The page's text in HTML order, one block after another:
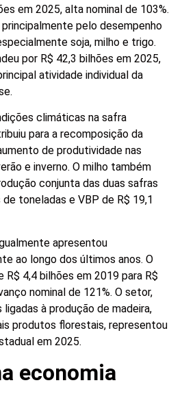
em 2025, alta nominal de 103%.
pelo desempenho
soja, milho e trigo.
por R$ 42,3 bilhões em 2025,
atividade individual da
climáticas na safra
para a recomposição da
de produtividade nas
e inverno. O milho também
conjunta das duas safras
toneladas e VBP de R$ 19,1
apresentou
ao longo dos últimos anos. O
4,4 bilhões em 2019 para R$
nominal de 121%. O setor,
à produção de madeira,
produtos florestais, representou
em 2025.
economia